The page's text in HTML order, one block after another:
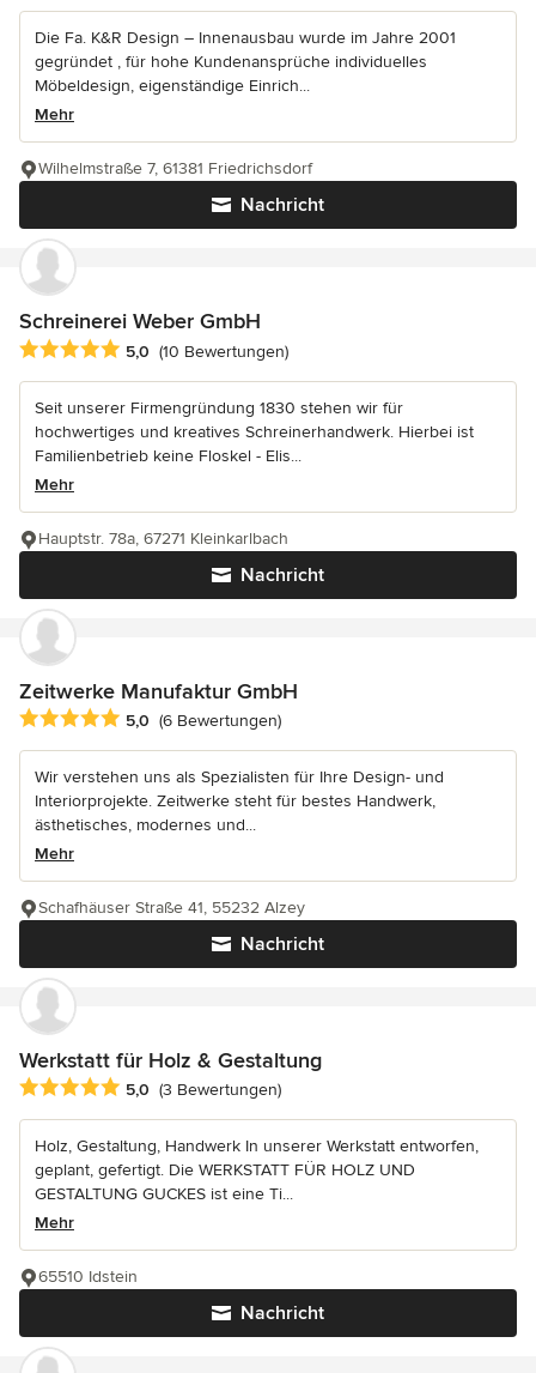
Die Fa. K&R Design – Innenausbau wurde im Jahre 2001
gegründet , für hohe Kundenansprüche individuelles
Möbeldesign, eigenständige Einrich...
Mehr
Nachricht
Wilhelmstraße 7, 61381 Friedrichsdorf
Schreinerei Weber GmbH
Durchschnittliche Bewertung: 5 von 5 Sternen
5,0 (10 Bewertungen)
Seit unserer Firmengründung 1830 stehen wir für
hochwertiges und kreatives Schreinerhandwerk. Hierbei ist
Familienbetrieb keine Floskel - Elis...
Mehr
Nachricht
Hauptstr. 78a, 67271 Kleinkarlbach
Zeitwerke Manufaktur GmbH
Durchschnittliche Bewertung: 5 von 5 Sternen
5,0 (6 Bewertungen)
Wir verstehen uns als Spezialisten für Ihre Design- und
Interiorprojekte. Zeitwerke steht für bestes Handwerk,
ästhetisches, modernes und...
Mehr
Nachricht
Schafhäuser Straße 41, 55232 Alzey
Werkstatt für Holz & Gestaltung
Durchschnittliche Bewertung: 5 von 5 Sternen
5,0 (3 Bewertungen)
Holz, Gestaltung, Handwerk In unserer Werkstatt entworfen,
geplant, gefertigt. Die WERKSTATT FÜR HOLZ UND
GESTALTUNG GUCKES ist eine Ti...
Mehr
Nachricht
65510 Idstein